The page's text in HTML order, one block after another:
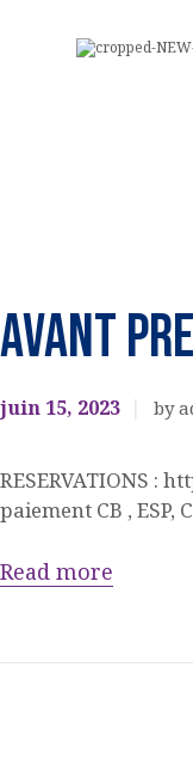
SALLE
AVANT
juin 15, 2023 by
RESERVATIONS :
paiement CB , ESP,
Read more